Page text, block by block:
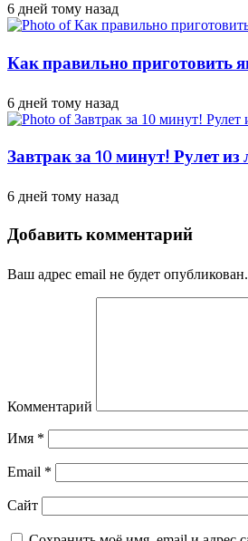
6 дней тому назад
Как правильно приготовить
6 дней тому назад
Завтрак за 10 минут! Рулет
6 дней тому назад
Добавить комментарий
Ваш адрес email не будет опубликован.
Комментарий
Имя *
Email *
Сайт